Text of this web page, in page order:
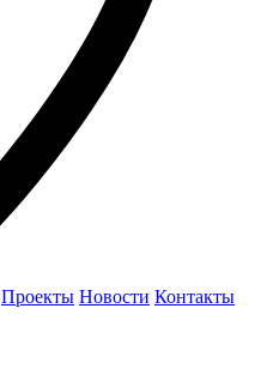
Проекты Новости Контакты